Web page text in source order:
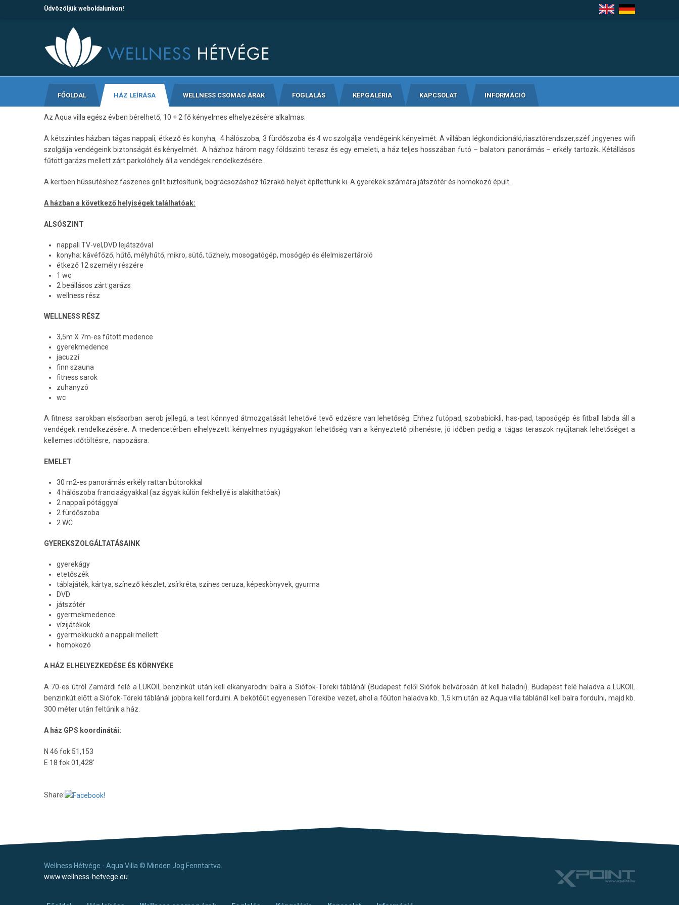
Üdvözöljük weboldalunkon!
FŐOLDAL HÁZ LEÍRÁSA WELLNESS CSOMAG ÁRAK FOGLALÁS KÉPGALÉRIA KAPCSOLAT INFORMÁCIÓ
Az Aqua villa egész évben bérelhető, 10 + 2 fő kényelmes elhelyezésére alkalmas.
A kétszintes házban tágas nappali, étkező és konyha, 4 hálószoba, 3 fürdőszoba és 4 wc szolgálja vendégeink kényelmét. A villában légkondicionáló,riasztórendszer,széf ,ingyenes wifi
szolgálja vendégeink biztonságát és kényelmét. A házhoz három nagy földszinti terasz és egy emeleti, a ház teljes hosszában futó – balatoni panorámás – erkély tartozik. Kétállásos
fűtött garázs mellett zárt parkolóhely áll a vendégek rendelkezésére.
A kertben hússütéshez faszenes grillt biztosítunk, bográcsozáshoz tűzrakó helyet építettünk ki. A gyerekek számára játszótér és homokozó épült.
A házban a következő helyiségek találhatóak:
ALSÓSZINT
nappali TV-vel,DVD lejátszóval
konyha: kávéfőző, hűtő, mélyhűtő, mikro, sütő, tűzhely, mosogatógép, mosógép és élelmiszertároló
étkező 12 személy részére
1 wc
2 beállásos zárt garázs
wellness rész
WELLNESS RÉSZ
3,5m X 7m-es fűtött medence
gyerekmedence
jacuzzi
finn szauna
fitness sarok
zuhanyzó
wc
A fitness sarokban elsősorban aerob jellegű, a test könnyed átmozgatását lehetővé tevő edzésre van lehetőség. Ehhez futópad, szobabicikli, has-pad, taposógép és fitball labda áll a
vendégek rendelkezésére. A medencetérben elhelyezett kényelmes nyugágyakon lehetőség van a kényeztető pihenésre, jó időben pedig a tágas teraszok nyújtanak lehetőséget a
kellemes időtöltésre, napozásra.
EMELET
30 m2-es panorámás erkély rattan bútorokkal
4 hálószoba franciaágyakkal (az ágyak külön fekhellyé is alakíthatóak)
2 nappali pótággyal
2 fürdőszoba
2 WC
GYEREKSZOLGÁLTATÁSAINK
gyerekágy
etetőszék
táblajáték, kártya, színező készlet, zsírkréta, színes ceruza, képeskönyvek, gyurma
DVD
játszótér
gyermekmedence
vízijátékok
gyermekkuckó a nappali mellett
homokozó
A HÁZ ELHELYEZKEDÉSE ÉS KÖRNYÉKE
A 70-es útról Zamárdi felé a LUKOIL benzinkút után kell elkanyarodni balra a Siófok-Töreki táblánál (Budapest felől Siófok belvárosán át kell haladni). Budapest felé haladva a LUKOIL
benzinkút előtt a Siófok-Töreki táblánál jobbra kell fordulni. A bekötőút egyenesen Törekibe vezet, ahol a főúton haladva kb. 1,5 km után az Aqua villa táblánál kell balra fordulni, majd kb.
300 méter után feltűnik a ház.
A ház GPS koordinátái:
N 46 fok 51,153
E 18 fok 01,428′
Share:
Wellness Hétvége - Aqua Villa © Minden Jog Fenntartva.
www.wellness-hetvege.eu